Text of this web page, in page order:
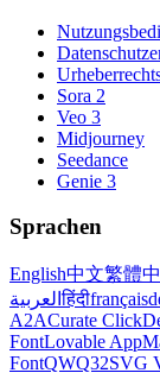
Sora 2
Veo 3
Midjourney
Seedance
Genie 3
Sprachen
English中文繁體
العربيةहिंदीfrançais
A2ACurate Click
FontLovable App
FontQWQ32SVG